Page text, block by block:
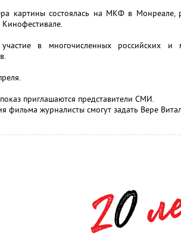
картины состоялась на МКФ в Монреале,
в многочисленных российских и
приглашаются представители СМИ.
фильма журналисты смогут задать Вере